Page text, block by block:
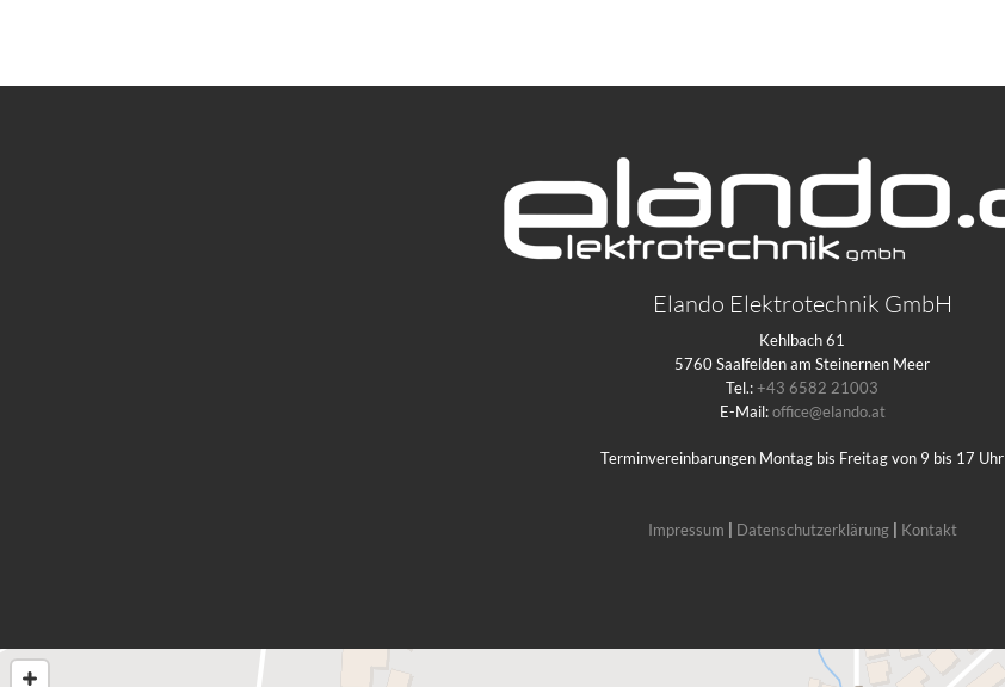
Elando Elektrotechnik GmbH
Kehlbach 61
5760 Saalfelden am Steinernen Meer
Tel.:+43 6582 21003
E-Mail:office@elando.at
Terminvereinbarungen Montag bis Freitag von 9 bis 17 Uhr
Impressum Datenschutzerklärung| Kontakt